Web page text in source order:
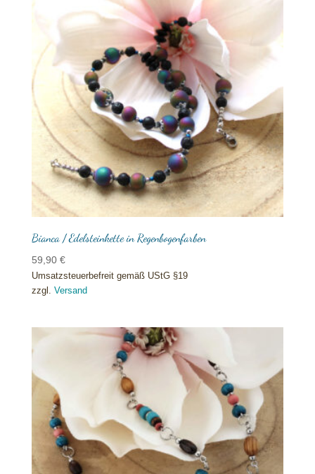
Bianca / Edelsteinkette in Regenbogenfarben
59,90 €
Umsatzsteuerbefreit gemäß UStG §19
zzgl. Versand